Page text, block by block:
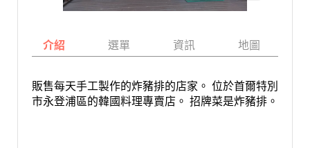
介紹 選單 資訊 地圖
販售每天手工製作的炸豬排的店家。 位於首爾特別
市永登浦區的韓國料理專賣店。 招牌菜是炸豬排。